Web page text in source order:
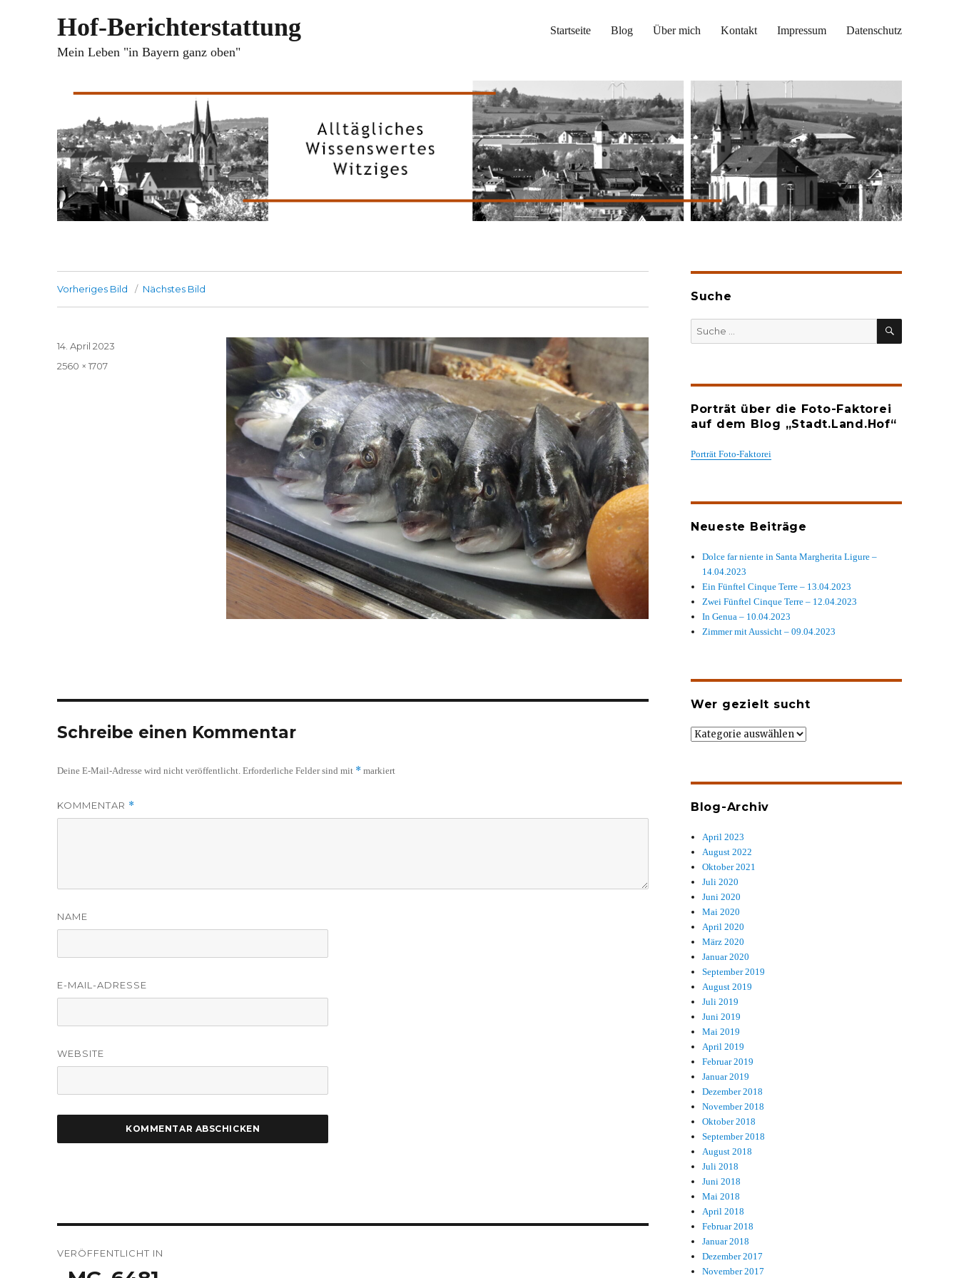
Hof-Berichterstattung
Mein Leben "in Bayern ganz oben"
Startseite Blog Über mich Kontakt Impressum Datenschutz
Vorheriges Bild Nächstes Bild
Veröffentlicht
14. April 2023
Volle
2560 × 1707
Schreibe einen Kommentar
Deine E-Mail-Adresse wird nicht veröffentlicht. Erforderliche Felder sind mit * markiert
KOMMENTAR *
NAME
E-MAIL-ADRESSE
WEBSITE
VERÖFFENTLICHT IN
Suche
SUCHEN
Porträt über die Foto-Faktorei
auf dem Blog „Stadt.Land.Hof“
Porträt Foto-Faktorei
Neueste Beiträge
Dolce far niente in Santa Margherita Ligure –
14.04.2023
Ein Fünftel Cinque Terre – 13.04.2023
Zwei Fünftel Cinque Terre – 12.04.2023
In Genua – 10.04.2023
Zimmer mit Aussicht – 09.04.2023
Wer gezielt sucht
Wer
Blog-Archiv
April 2023
August 2022
Oktober 2021
Juli 2020
Juni 2020
Mai 2020
April 2020
März 2020
Januar 2020
September 2019
August 2019
Juli 2019
Juni 2019
Mai 2019
April 2019
Februar 2019
Januar 2019
Dezember 2018
November 2018
Oktober 2018
September 2018
August 2018
Juli 2018
Juni 2018
Mai 2018
April 2018
Februar 2018
Januar 2018
Dezember 2017
November 2017